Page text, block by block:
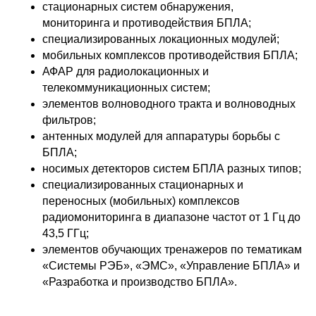
стационарных систем обнаружения,
мониторинга и противодействия БПЛА;
специализированных локационных модулей;
мобильных комплексов противодействия БПЛА;
АФАР для радиолокационных и
телекоммуникационных систем;
элементов волноводного тракта и волноводных
фильтров;
антенных модулей для аппаратуры борьбы с
БПЛА;
носимых детекторов систем БПЛА разных типов;
специализированных стационарных и
переносных (мобильных) комплексов
радиомониторинга в диапазоне частот от 1 Гц до
43,5 ГГц;
элементов обучающих тренажеров по тематикам
«Системы РЭБ», «ЭМС», «Управление БПЛА» и
«Разработка и производство БПЛА».